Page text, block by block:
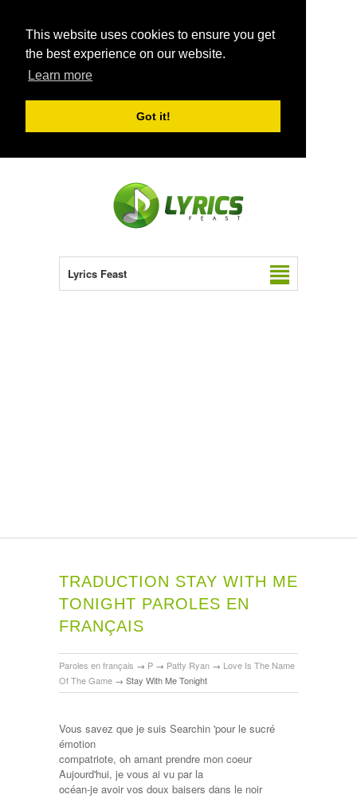
This website uses cookies to ensure you get
the best experience on our website.
Learn more
Got it!
Lyrics Feast
TRADUCTION STAY WITH ME
TONIGHT PAROLES EN
FRANÇAIS
Paroles en français → P → Patty Ryan → Love Is The Name
Of The Game → Stay With Me Tonight
Vous savez que je suis Searchin 'pour le sucré
émotion
compatriote, oh amant prendre mon coeur
Aujourd'hui, je vous ai vu par la
océan-je avoir vos doux baisers dans le noir